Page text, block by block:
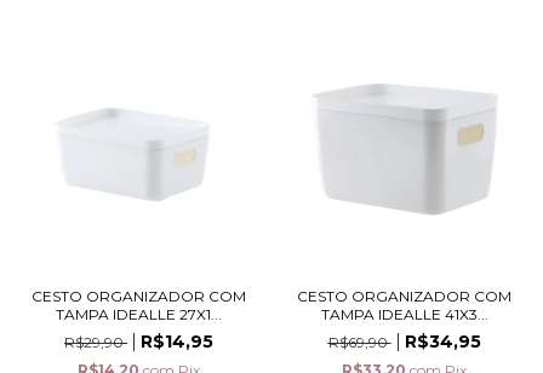
CESTO ORGANIZADOR COM
TAMPA IDEALLE 27X1...
R$29,90
R$14,95
CESTO ORGANIZADOR COM
TAMPA IDEALLE 41X3...
R$69,90
R$34,95